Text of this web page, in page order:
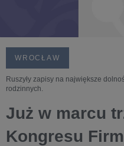
WROCŁAW
Ruszyły zapisy na największe
rodzinnych.
Już w marcu
Kongresu